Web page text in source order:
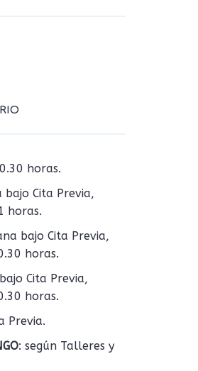
horas.
bajo Cita Previa,
horas.
bajo Cita Previa,
horas.
Cita Previa,
horas.
Previa.
: según Talleres y